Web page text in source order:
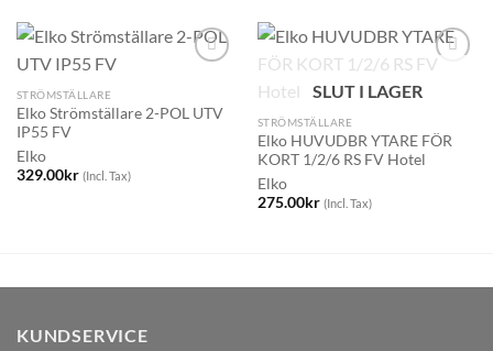
STRÖMSTÄLLARE
Elko Strömställare 2-POL UTV
IP55 FV
Elko
329.00kr (Incl. Tax)
SLUT I LAGER
STRÖMSTÄLLARE
Elko HUVUDBR YTARE FÖR
KORT 1/2/6 RS FV Hotel
Elko
275.00kr (Incl. Tax)
KUNDSERVICE